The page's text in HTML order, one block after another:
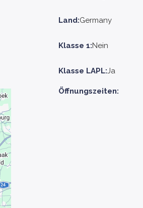
Land:Germany
Klasse 1:Nein
Klasse LAPL:Ja
Öffnungszeiten: